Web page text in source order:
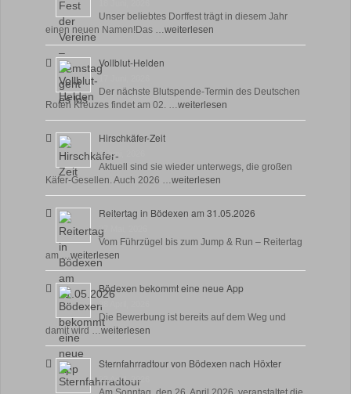
Unser beliebtes Dorffest trägt in diesem Jahr
einen neuen Namen!Das …weiterlesen
Vollblut-Helden
Der nächste Blutspende-Termin des Deutschen
Roten Kreuzes findet am 02. …weiterlesen
Hirschkäfer-Zeit
9 Juni, 2026
Aktuell sind sie wieder unterwegs, die großen
Käfer-Gesellen. Auch 2026 …weiterlesen
Reitertag in Bödexen am 31.05.2026
27 Mai, 2026
Vom Führzügel bis zum Jump & Run – Reitertag
am …weiterlesen
Bödexen bekommt eine neue App
28 April, 2026
Die Bewerbung ist bereits auf dem Weg und
damit wird …weiterlesen
Sternfahrradtour von Bödexen nach Höxter
23 April, 2026